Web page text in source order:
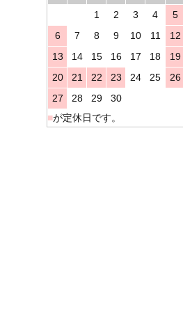
1
2 3 4
5
6
7 8 9 10 11
12
13
14 15 16 17 18
19
20
21 22 23 24 25
26
27
28 29
30
■が定休日です。